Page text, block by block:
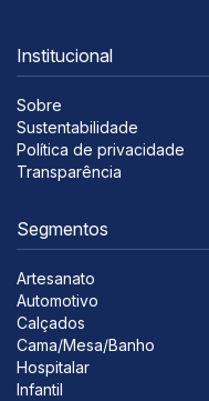
Institucional
Sobre
Sustentabilidade
Política de privacidade
Transparência
Segmentos
Artesanato
Automotivo
Calçados
Cama/Mesa/Banho
Hospitalar
Infantil